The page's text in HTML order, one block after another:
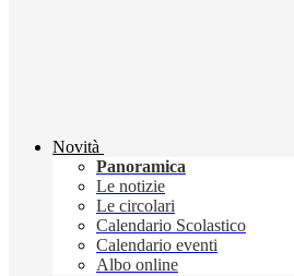
Novità
Panoramica
Le notizie
Le circolari
Calendario Scolastico
Calendario eventi
Albo online